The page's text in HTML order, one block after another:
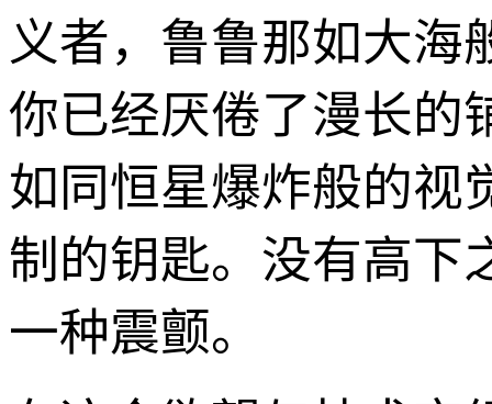
义者，鲁鲁那如大海
你已经厌倦了漫长的
如同恒星爆炸般的视
制的钥匙。没有高下
一种震颤。